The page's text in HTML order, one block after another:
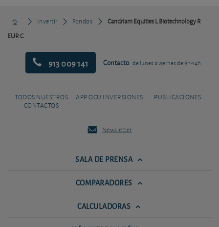
Invertir Fondos
Candriam Equities L Biotechnology R
EUR C
913 009 141 Contacto de lunes a viernes de 9h-14h
TODOS NUESTROS
CONTACTOS
APP OCU INVERSIONES PUBLICACIONES
Newsletter
SALA DE PRENSA
COMPARADORES
CALCULADORAS